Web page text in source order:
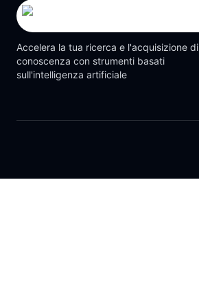
Accelera la tua ricerca e l'acquisizione di
conoscenza con strumenti basati
sull'intelligenza artificiale